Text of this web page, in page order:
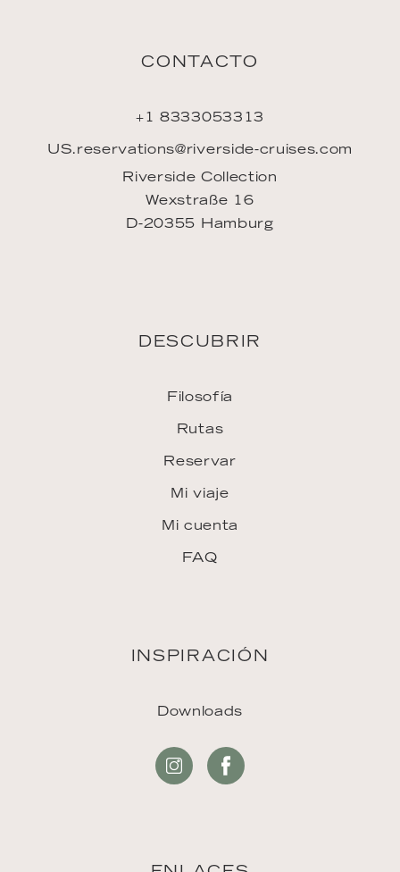
CONTACTO
+1 8333053313
US.reservations@riverside-cruises.com
Riverside Collection
Wexstraße 16
D-20355 Hamburg
DESCUBRIR
Filosofía
Rutas
Reservar
Mi viaje
Mi cuenta
FAQ
INSPIRACIÓN
Downloads